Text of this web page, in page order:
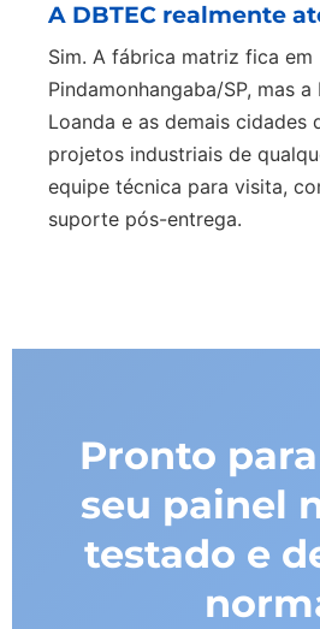
A DBTEC realmente
Sim. A fábrica matriz fica em
Pindamonhangaba/SP, mas a
Loanda e as demais cidades
projetos industriais de
equipe técnica para visita,
suporte pós-entrega.
Pronto
seu painel
testado e